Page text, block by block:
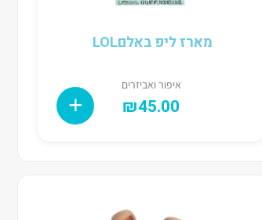
מארז ליפ באלם‎ LOL
איפור ואביזרים
₪45.00